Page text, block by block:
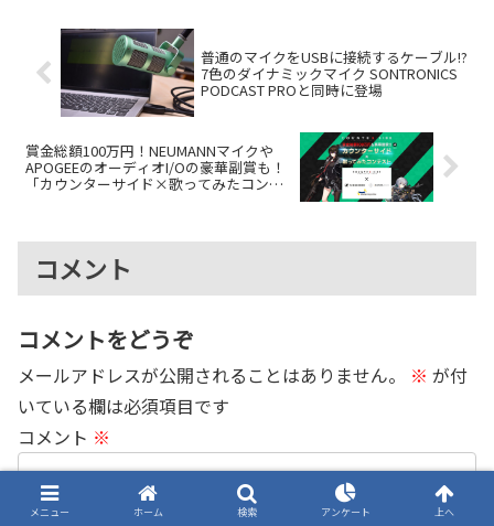
普通のマイクをUSBに接続するケーブル!?
7色のダイナミックマイク SONTRONICS
PODCAST PROと同時に登場
賞金総額100万円！NEUMANNマイクや
APOGEEのオーディオI/Oの豪華副賞も！
「カウンターサイド×歌ってみたコンテ
コメント
コメントをどうぞ
メールアドレスが公開されることはありません。 ※ が付
いている欄は必須項目です
コメント ※
メニュー ホーム 検索 アンケート 上へ